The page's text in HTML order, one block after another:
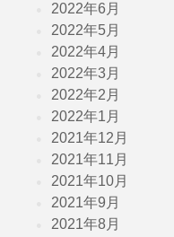
2022年6月
2022年5月
2022年4月
2022年3月
2022年2月
2022年1月
2021年12月
2021年11月
2021年10月
2021年9月
2021年8月